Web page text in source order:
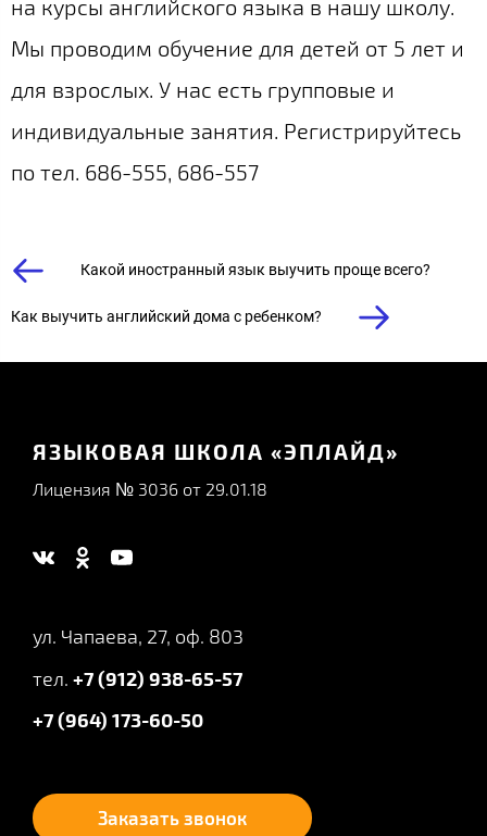
на курсы английского языка в нашу школу.
Мы проводим обучение для детей от 5 лет и
для взрослых. У нас есть групповые и
индивидуальные занятия. Регистрируйтесь
по тел. 686-555, 686-557
Какой иностранный язык выучить проще всего?
Как выучить английский дома с ребенком?
ЯЗЫКОВАЯ ШКОЛА «ЭПЛАЙД»
Лицензия № 3036 от 29.01.18
ул. Чапаева, 27, оф. 803
тел. +7 (912) 938-65-57
+7 (964) 173-60-50
Заказать звонок